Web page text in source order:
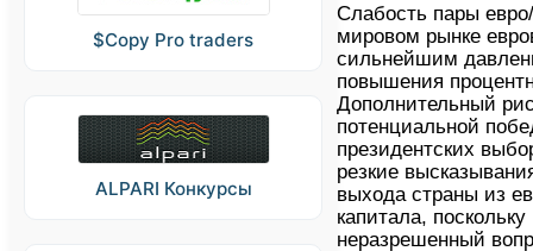
$Copy Pro traders
ALPARI Конкурсы
Слабость пары
мировом рынке
сильнейшим
повышения
Дополнительный
потенциальной
президентских
резкие
выхода страны из
капитала,
неразрешенный